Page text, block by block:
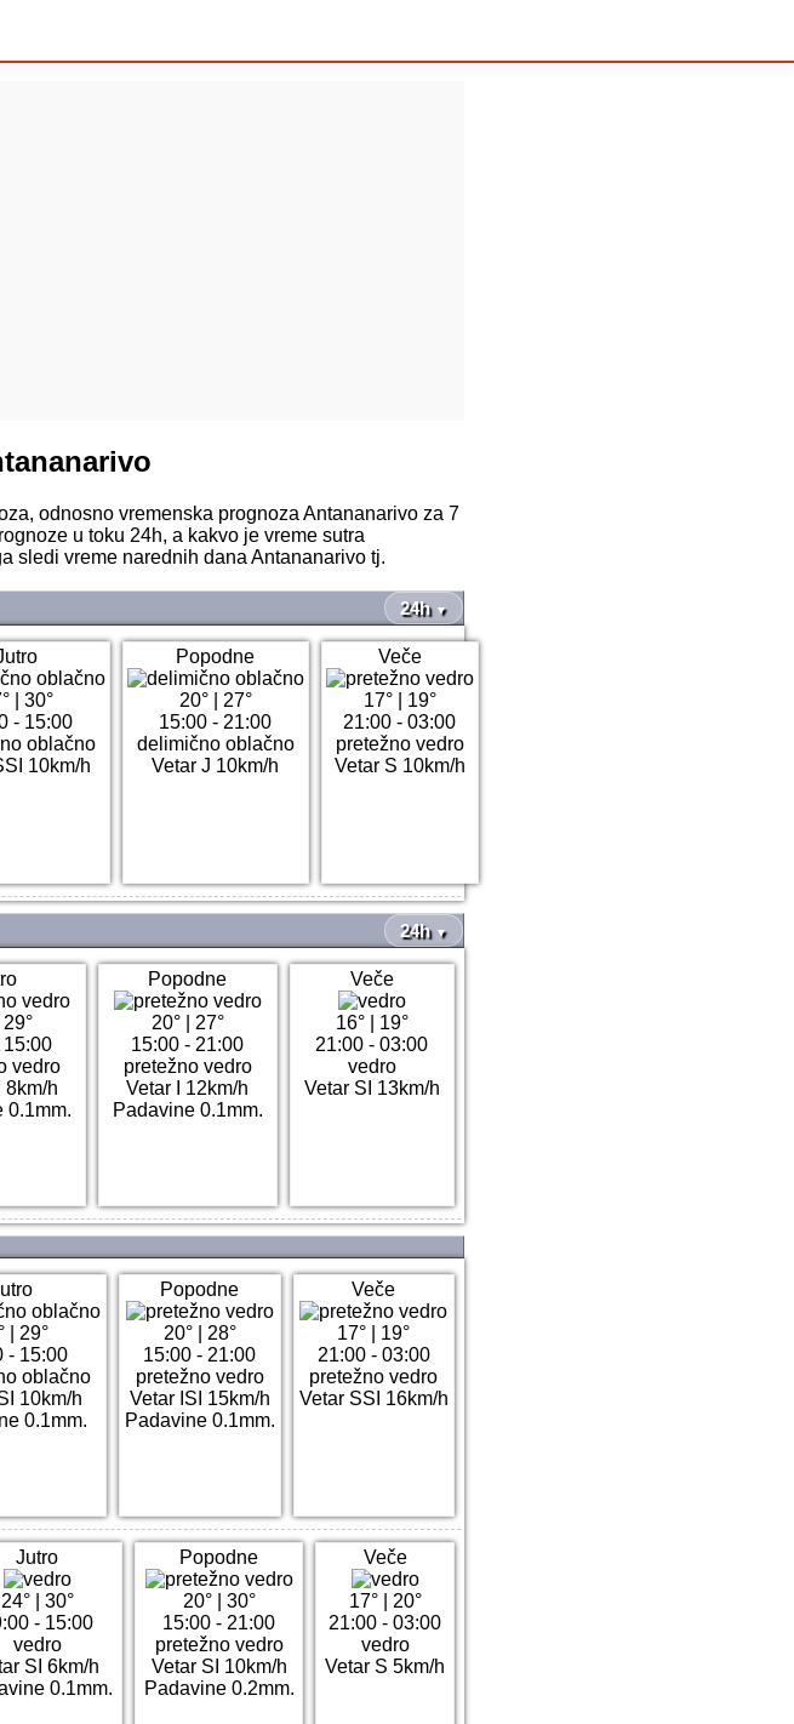
odnosno vremenska prognoza Antananarivo za 7
u toku 24h, a kakvo je vreme sutra
sledi vreme narednih dana Antananarivo tj.
24h ▼
| 30°
- 15:00
oblačno
10km/h
Popodne
20°| 27°
15:00 - 21:00
delimično oblačno
Vetar J 10km/h
Veče
17°| 19°
21:00 - 03:00
pretežno vedro
Vetar S 10km/h
24h ▼
29°
15:00
vedro
8km/h
0.1mm.
Popodne
20°| 27°
15:00 - 21:00
pretežno vedro
Vetar I 12km/h
Padavine 0.1mm.
Veče
16°| 19°
21:00 - 03:00
vedro
Vetar SI 13km/h
| 29°
- 15:00
oblačno
10km/h
0.1mm.
Popodne
20°| 28°
15:00 - 21:00
pretežno vedro
Vetar ISI 15km/h
Padavine 0.1mm.
Veče
17°
19°
21:00 - 03:00
pretežno vedro
Vetar SSI 16km/h
Jutro
24°| 30°
- 15:00
vedro
SI 6km/h
0.1mm.
Popodne
20°| 30°
15:00 - 21:00
pretežno vedro
Vetar SI 10km/h
Padavine 0.2mm.
Veče
17°| 20°
21:00 - 03:00
vedro
Vetar S 5km/h